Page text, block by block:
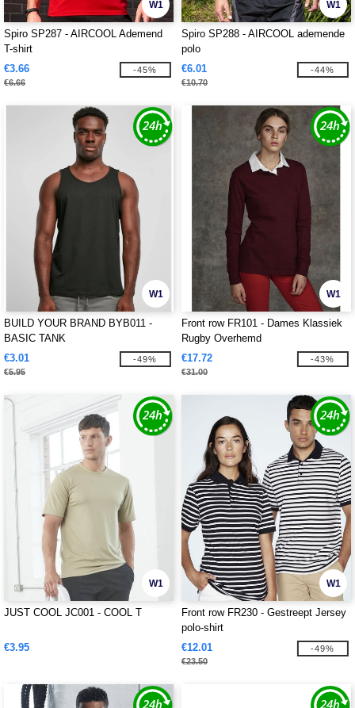
W1
Spiro SP287 - AIRCOOL Ademend
T-shirt
€3.66
€6.66
-45%
W1
Spiro SP288 - AIRCOOL ademende
polo
€6.01
€10.70
-44%
W1
BUILD YOUR BRAND BYB011 -
BASIC TANK
€3.01
€5.95
-49%
W1
Front row FR101 - Dames Klassiek
Rugby Overhemd
€17.72
€31.00
-43%
W1
JUST COOL JC001 - COOL T
€3.95
W1
Front row FR230 - Gestreept Jersey
polo-shirt
€12.01
€23.50
-49%